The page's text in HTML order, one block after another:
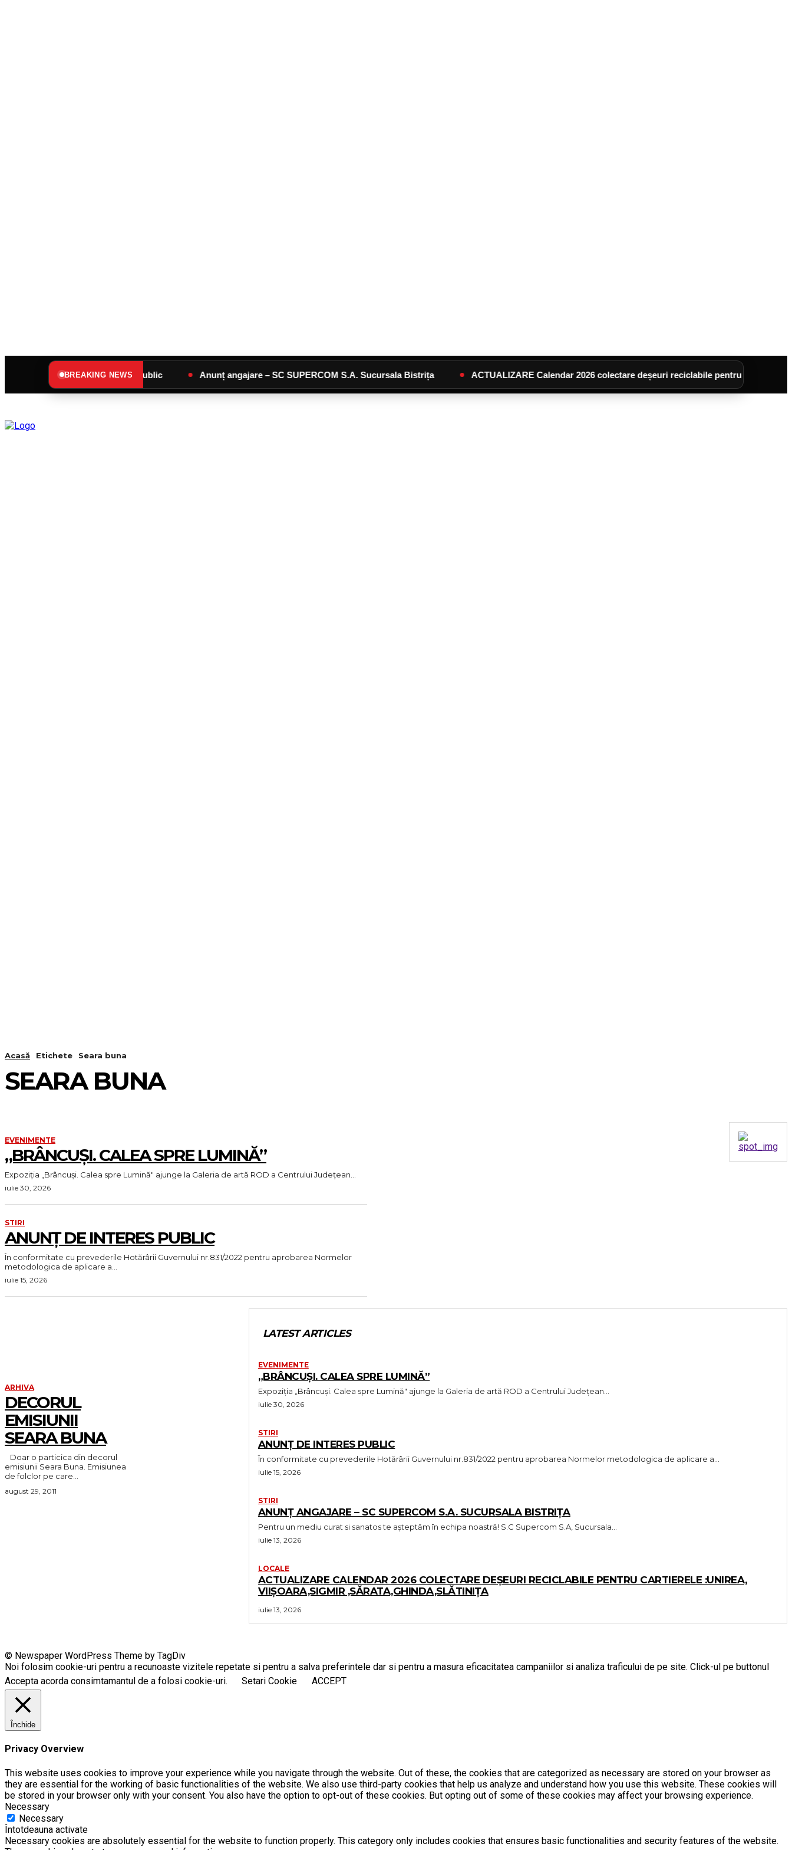
BREAKING NEWS
Anunț de interes public Anunț angajare – SC SUPERCOM S.A. Sucursala Bistrița ACTUALIZARE Calendar 2026 colectare deșeuri reciclabile pentru cartierele
Acasă Etichete Seara buna
SEARA BUNA
EVENIMENTE
„BRÂNCUȘI. CALEA SPRE LUMINĂ”
Expoziția „Brâncuși. Calea spre Lumină" ajunge la Galeria de artă ROD a Centrului Județean...
iulie 30, 2026
STIRI
ANUNȚ DE INTERES PUBLIC
În conformitate cu prevederile Hotărârii Guvernului nr.831/2022 pentru aprobarea Normelor
metodologica de aplicare a...
iulie 15, 2026
ARHIVA
DECORUL
EMISIUNII
SEARA BUNA
Doar o particica din decorul
emisiunii Seara Buna. Emisiunea
de folclor pe care...
august 29, 2011
LATEST ARTICLES
EVENIMENTE
„BRÂNCUȘI. CALEA SPRE LUMINĂ”
Expoziția „Brâncuși. Calea spre Lumină" ajunge la Galeria de artă ROD a Centrului Județean...
iulie 30, 2026
STIRI
ANUNȚ DE INTERES PUBLIC
În conformitate cu prevederile Hotărârii Guvernului nr.831/2022 pentru aprobarea Normelor metodologica de aplicare a...
iulie 15, 2026
STIRI
ANUNȚ ANGAJARE – SC SUPERCOM S.A. SUCURSALA BISTRIȚA
Pentru un mediu curat si sanatos te așteptăm în echipa noastră! S.C Supercom S.A, Sucursala...
iulie 13, 2026
LOCALE
ACTUALIZARE CALENDAR 2026 COLECTARE DEȘEURI RECICLABILE PENTRU CARTIERELE :UNIREA,
VIIȘOARA,SIGMIR ,SĂRATA,GHINDA,SLĂTINIȚA
iulie 13, 2026
© Newspaper WordPress Theme by TagDiv
Noi folosim cookie-uri pentru a recunoaste vizitele repetate si pentru a salva preferintele dar si pentru a masura eficacitatea campaniilor si analiza traficului de pe site. Click-ul pe buttonul
Accepta acorda consimtamantul de a folosi cookie-uri.
Setari Cookie ACCEPT
Închide
Privacy Overview
This website uses cookies to improve your experience while you navigate through the website. Out of these, the cookies that are categorized as necessary are stored on your browser as
they are essential for the working of basic functionalities of the website. We also use third-party cookies that help us analyze and understand how you use this website. These cookies will
be stored in your browser only with your consent. You also have the option to opt-out of these cookies. But opting out of some of these cookies may affect your browsing experience.
Necessary
Necessary
Întotdeauna activate
Necessary cookies are absolutely essential for the website to function properly. This category only includes cookies that ensures basic functionalities and security features of the website.